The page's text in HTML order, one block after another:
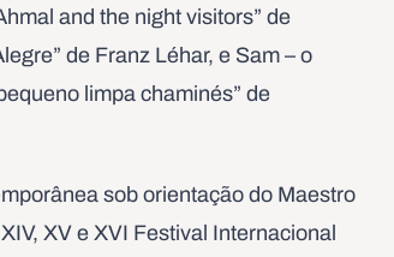
and the night visitors” de
de Franz Léhar, e Sam – o
limpa chaminés” de
sob orientação do Maestro
XV e XVI Festival Internacional